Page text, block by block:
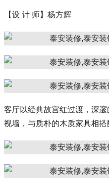
【设 计 师】杨方辉
客厅以经典故宫红过渡，深
视墙，与质朴的木质家具相搭